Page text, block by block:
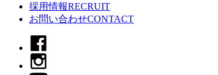
採用情報RECRUIT
お問い合わせCONTACT